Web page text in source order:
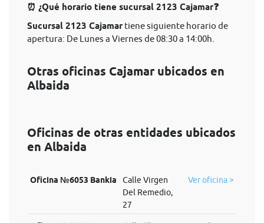
⏰ ¿Qué horario tiene sucursal 2123 Cajamar❓
Sucursal 2123 Cajamar tiene siguiente horario de
apertura: De Lunes a Viernes de 08:30 a 14:00h.
Otras oficinas Cajamar ubicados en
Albaida
Oficinas de otras entidades ubicados
en Albaida
Oficina №6053 Bankia
Calle Virgen
Del Remedio,
27
Ver oficina >